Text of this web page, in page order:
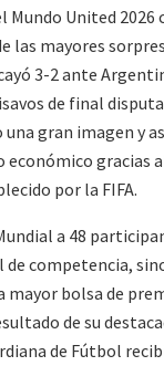
Mundo United 2026
las mayores
3-2 ante
de final
una gran imagen y
gracias
por la FIFA.
a 48
competencia,
bolsa de
de su
de Fútbol